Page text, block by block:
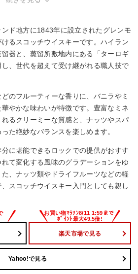
ド地方に1843年に設立されたグレンモ
るスコッチウイスキーです。ハイラン
留器と、蒸留所敷地内にある「ターロギ
、世代を超えて受け継がれる職人技で
のフルーティーな香りに、バニラやミ
やかな味わいが特徴です。豊富なミネ
るクリーミーな質感と、ナッツやスパ
た絶妙なバランスを楽しめます。
に堪能できるロックでの提供がおすす
て変化する風味のグラデーションをゆ
、ナッツ類やドライフルーツなどの軽
スコッチウイスキー入門としても親し
楽天市場で見る
Yahoo!で見る